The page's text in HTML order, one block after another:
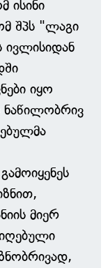
ისინი
შპს "ლაგი
ივლისიდან
იყო
მიერ